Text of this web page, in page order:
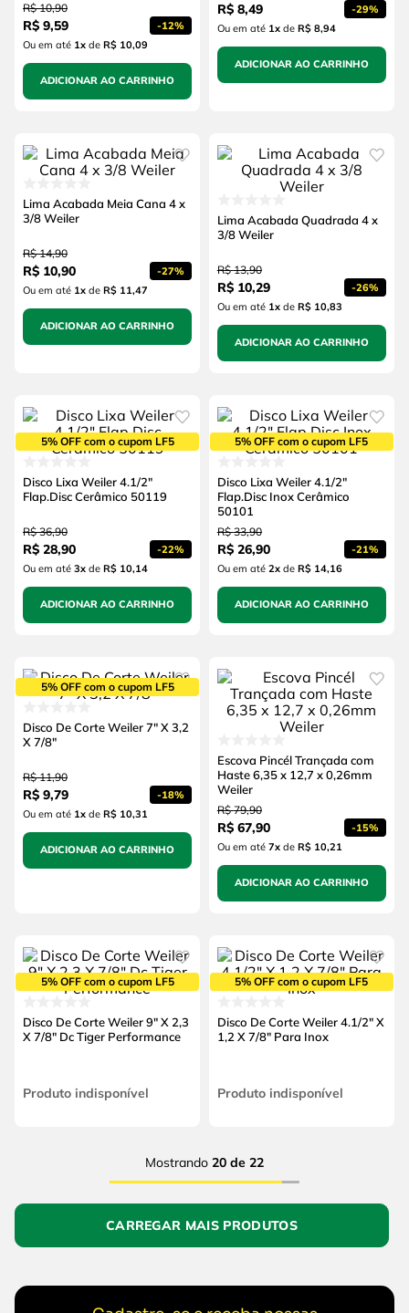
R$ 10,90
R$ 9,59 -12%
Ou em até 1xde R$ 10,09
ADICIONAR AO CARRINHO
R$ 8,49 -29%
Ou em até 1xde R$ 8,94
ADICIONAR AO CARRINHO
Lima Acabada Meia Cana 4 x
3/8 Weiler
R$ 14,90
R$ 10,90 -27%
Ou em até 1xde R$ 11,47
ADICIONAR AO CARRINHO
Lima Acabada Quadrada 4 x
3/8 Weiler
R$ 13,90
R$ 10,29 -26%
Ou em até 1xde R$ 10,83
ADICIONAR AO CARRINHO
5% OFF com o cupom LF5
Disco Lixa Weiler 4.1/2"
Flap.Disc Cerâmico 50119
R$ 36,90
R$ 28,90 -22%
Ou em até 3xde R$ 10,14
ADICIONAR AO CARRINHO
5% OFF com o cupom LF5
Disco Lixa Weiler 4.1/2"
Flap.Disc Inox Cerâmico
50101
R$ 33,90
R$ 26,90 -21%
Ou em até 2xde R$ 14,16
ADICIONAR AO CARRINHO
5% OFF com o cupom LF5
Disco De Corte Weiler 7" X 3,2
X 7/8"
R$ 11,90
R$ 9,79 -18%
Ou em até 1xde R$ 10,31
ADICIONAR AO CARRINHO
Escova Pincél Trançada com
Haste 6,35 x 12,7 x 0,26mm
Weiler
R$ 79,90
R$ 67,90 -15%
Ou em até 7xde R$ 10,21
ADICIONAR AO CARRINHO
5% OFF com o cupom LF5
Disco De Corte Weiler 9" X 2,3
X 7/8" Dc Tiger Performance
Produto indisponível
5% OFF com o cupom LF5
Disco De Corte Weiler 4.1/2" X
1,2 X 7/8" Para Inox
Produto indisponível
Mostrando 20 de 22